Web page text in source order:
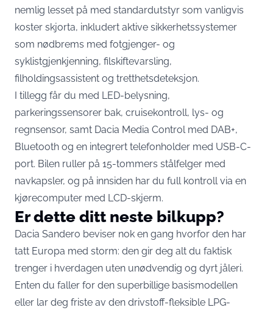
nemlig lesset på med standardutstyr som vanligvis
koster skjorta, inkludert aktive sikkerhetssystemer
som nødbrems med fotgjenger- og
syklistgjenkjenning, filskiftevarsling,
filholdingsassistent og tretthetsdeteksjon.
I tillegg får du med LED-belysning,
parkeringssensorer bak, cruisekontroll, lys- og
regnsensor, samt Dacia Media Control med DAB+,
Bluetooth og en integrert telefonholder med USB-C-
port. Bilen ruller på 15-tommers stålfelger med
navkapsler, og på innsiden har du full kontroll via en
kjørecomputer med LCD-skjerm.
Er dette ditt neste bilkupp?
Dacia Sandero beviser nok en gang hvorfor den har
tatt Europa med storm: den gir deg alt du faktisk
trenger i hverdagen uten unødvendig og dyrt jåleri.
Enten du faller for den superbillige basismodellen
eller lar deg friste av den drivstoff-fleksible LPG-